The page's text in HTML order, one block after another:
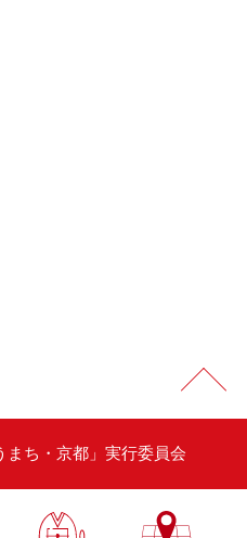
まち・京都」実行委員会